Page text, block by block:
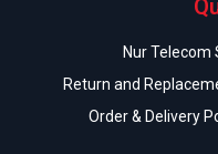
Nur Telecom
Return and
Order & Delivery